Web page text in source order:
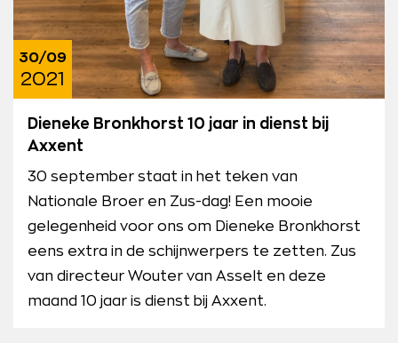
30/09
2021
Dieneke Bronkhorst 10 jaar in dienst bij
Axxent
30 september staat in het teken van
Nationale Broer en Zus-dag! Een mooie
gelegenheid voor ons om Dieneke Bronkhorst
eens extra in de schijnwerpers te zetten. Zus
van directeur Wouter van Asselt en deze
maand 10 jaar is dienst bij Axxent.